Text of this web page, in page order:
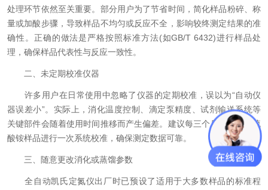
处理环节依然至关重要。部分用户为了节省时间，简化样品粉碎、称
量或加酸步骤，导致样品不均匀或反应不全，影响较终测定结果的准
确性。正确的做法是严格按照标准方法(如GB/T 6432)进行样品处
理，确保样品代表性与反应一致性。
二、未定期校准仪器
许多用户在日常使用中忽略了仪器的定期校准，误以为“自动仪
器误差小”。实际上，消化温度控制、滴定泵精度、试剂输送系统等
关键部件会随着使用时间推移而产生偏差。建议每三个月使用标准硫
酸铵样品进行一次系统校准，确保测定数据可靠。
三、随意更改消化或蒸馏参数
全自动凯氏定氮仪出厂时已预设了适用于大多数样品的标准程